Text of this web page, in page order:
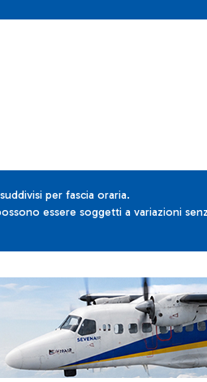
per fascia oraria.
essere soggetti a variazioni